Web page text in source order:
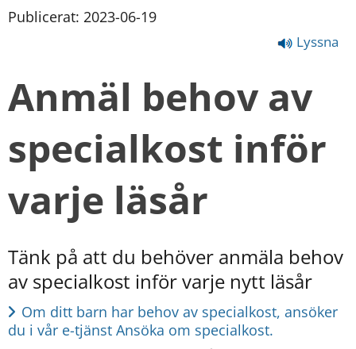
Publicerat: 2023-06-19
Lyssna
Anmäl behov av
specialkost inför
varje läsår
Tänk på att du behöver anmäla behov
av specialkost inför varje nytt läsår
Om ditt barn har behov av specialkost, ansöker
du i vår e-tjänst Ansöka om specialkost.